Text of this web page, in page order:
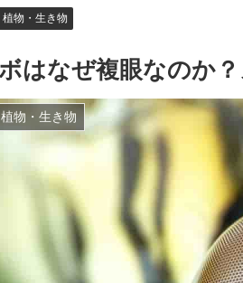
物・生き物
ボはなぜ複眼なのか
物・生き物